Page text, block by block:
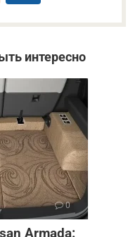
интересно
0
Armada: